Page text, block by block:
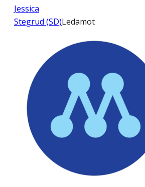
Jessica
Stegrud (SD)Ledamot